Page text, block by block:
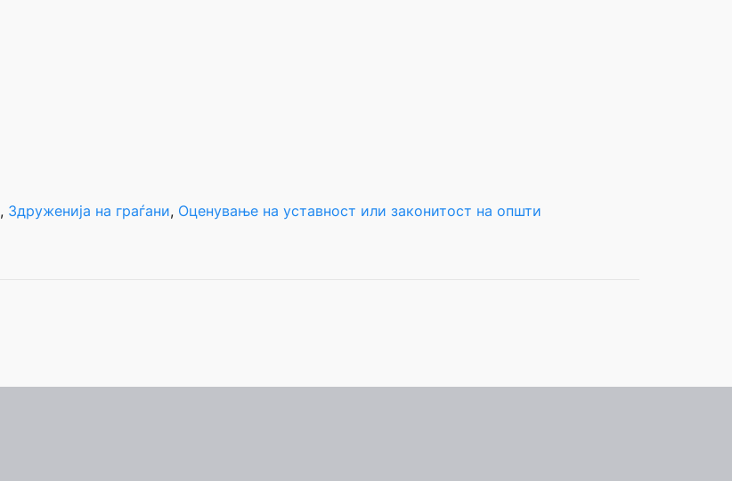
, Здруженија на граѓани, Оценување на уставност или законитост на општи